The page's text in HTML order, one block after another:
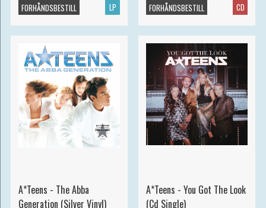
LP
FORHÅNDSBESTILL CD
FORHÅNDSBESTILL
A*Teens - The Abba
Generation (Silver Vinyl)
A*Teens - You Got The Look
(Cd Single)